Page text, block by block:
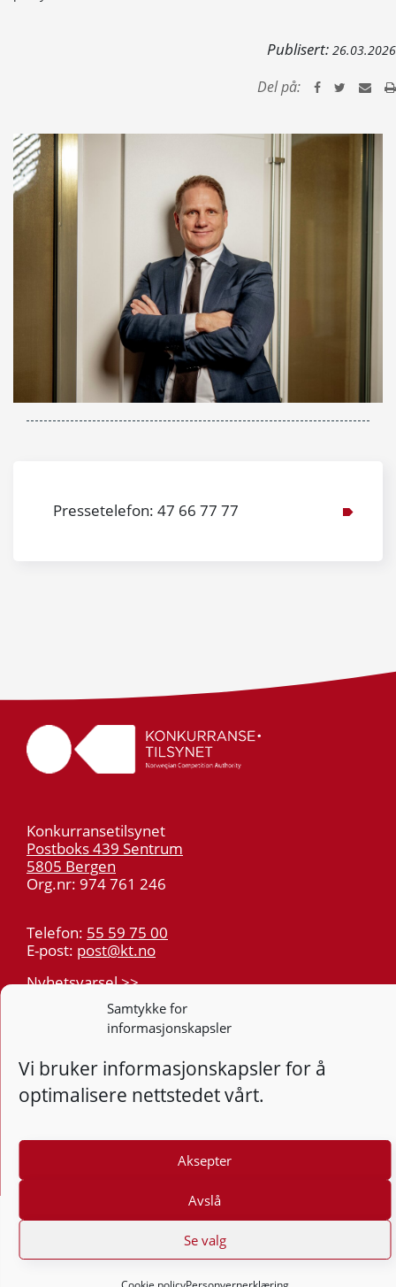
Samtykke for
informasjonskapsler
Vi bruker informasjonskapsler for å
optimalisere nettstedet vårt.
Aksepter
Avslå
Se valg
Publisert: 26.03.2026
Del på:
Pressetelefon: 47 66 77 77
Konkurransetilsynet
Postboks 439 Sentrum
5805 Bergen
Org.nr: 974 761 246
Telefon: 55 59 75 00
E-post: post@kt.no
Nyhetsvarsel >>
Tilgjengelighetserklæring